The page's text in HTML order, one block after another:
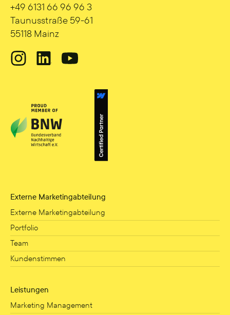
+49 6131 66 96 96 3
Taunusstraße 59-61
55118 Mainz
Externe Marketingabteilung
Externe Marketingabteilung
Portfolio
Team
Kundenstimmen
Leistungen
Marketing Management